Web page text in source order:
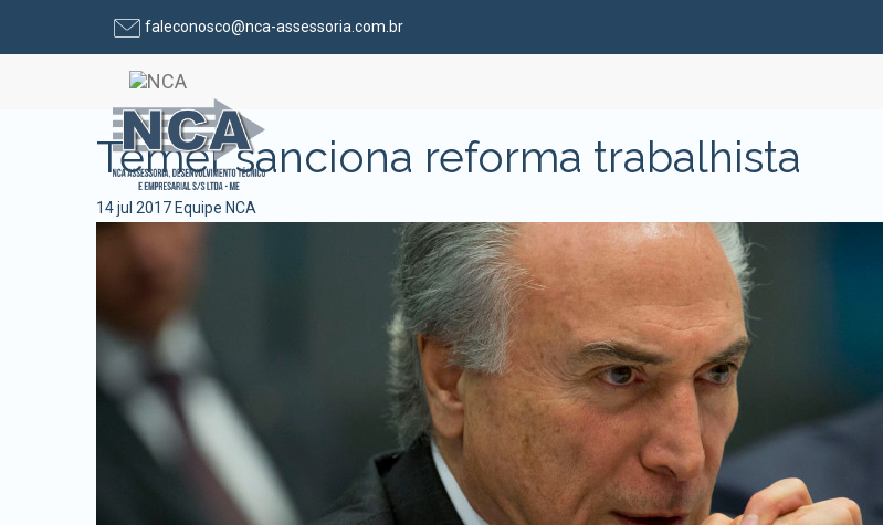
Pular para o conteúdofaleconosco@nca-assessoria.com.br
Temer sanciona reforma trabalhista
14 jul 2017 Equipe NCA